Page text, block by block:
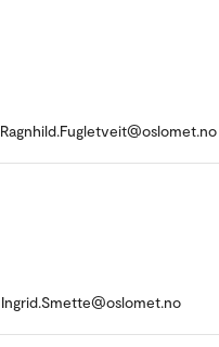
Ragnhild.Fugletveit@oslomet.no
Ingrid.Smette@oslomet.no